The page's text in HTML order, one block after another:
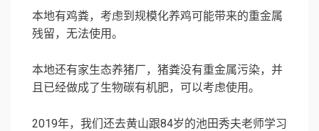
本地有鸡粪，考虑到规模化养鸡可能带来的重金属
残留，无法使用。
本地还有家生态养猪厂，猪粪没有重金属污染，并
且已经做成了生物碳有机肥，可以考虑使用。
2019年，我们还去黄山跟84岁的池田秀夫老师学习